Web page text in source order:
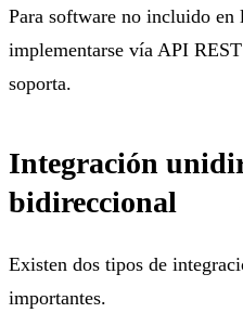
Para software no incluido
implementarse vía API
soporta.
Integración
bidireccional
Existen dos tipos de
importantes.